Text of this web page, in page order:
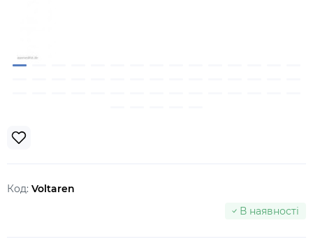
Код: Voltaren
В наявності